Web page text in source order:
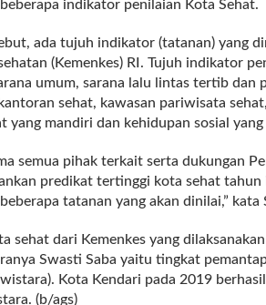
indikator penilaian Kota Sehat.
ada tujuh indikator (tatanan) yang
(Kemenkes) RI. Tujuh indikator
umum, sarana lalu lintas tertib dan
sehat, kawasan pariwisata
yang mandiri dan kehidupan sosial yang
semua pihak terkait serta dukungan
predikat tertinggi kota sehat
tatanan yang akan dinilai,”
sehat dari Kemenkes yang
Swasti Saba yaitu tingkat
Kota Kendari pada 2019
(b/ags)